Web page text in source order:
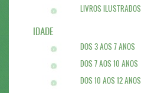
LIVROS ILUSTRADOS
IDADE
DOS 3 AOS 7 ANOS
DOS 7 AOS 10 ANOS
DOS 10 AOS 12 ANOS